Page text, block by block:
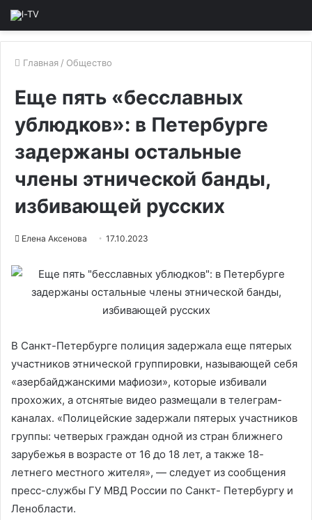
Главная / Общество
Еще пять «бесславных
ублюдков»: в Петербурге
задержаны остальные
члены этнической банды,
избивающей русских
Елена Аксенова 17.10.2023
В Санкт-Петербурге полиция задержала еще пятерых
участников этнической группировки, называющей себя
«азербайджанскими мафиози», которые избивали
прохожих, а отснятые видео размещали в телеграм-
каналах. «Полицейские задержали пятерых участников
группы: четверых граждан одной из стран ближнего
зарубежья в возрасте от 16 до 18 лет, а также 18-
летнего местного жителя», — следует из сообщения
пресс-службы ГУ МВД России по Санкт- Петербургу и
Ленобласти.